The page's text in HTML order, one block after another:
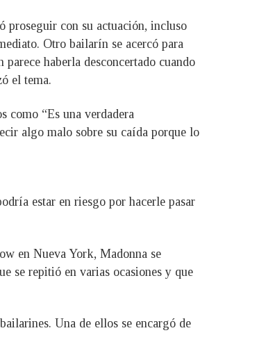
proseguir con su actuación, incluso
Otro bailarín se acercó para
haberla desconcertado cuando
el tema.
como “Es una verdadera
algo malo sobre su caída porque lo
estar en riesgo por hacerle pasar
en Nueva York, Madonna se
se repitió en varias ocasiones y que
Una de ellos se encargó de